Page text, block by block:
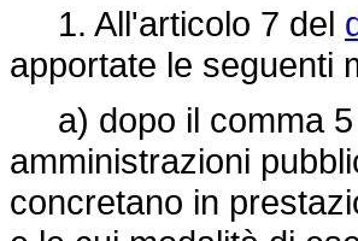
1. All'articolo 7 del
apportate le seguenti
a) dopo il comma 5
amministrazioni
concretano in